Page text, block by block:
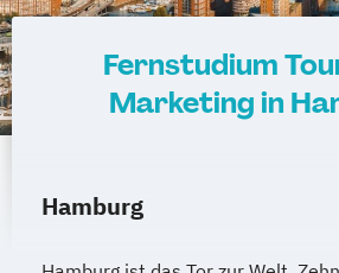
Fernstudium
Marketing in
Hamburg